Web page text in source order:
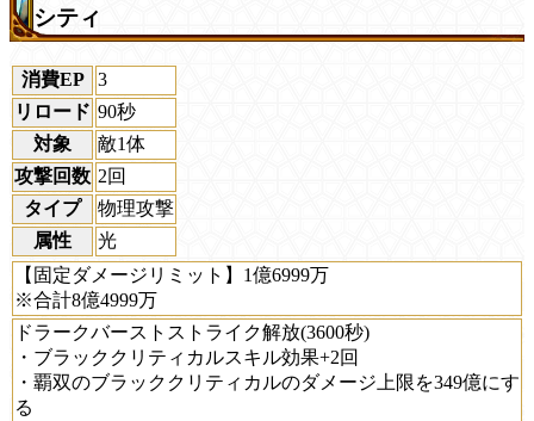
シティ
消費EP
3
リロード 90秒
対象
敵1体
攻撃回数 2回
タイプ
物理攻撃
属性
光
【固定ダメージリミット】1億6999万
※合計8億4999万
ドラークバーストストライク解放(3600秒)
・ブラッククリティカルスキル効果+2回
・覇双のブラッククリティカルのダメージ上限を349億にす
る